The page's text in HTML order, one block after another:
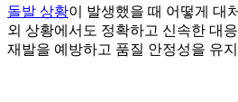
돌발 상황이 발생했을 때 어떻게 대
외 상황에서도 정확하고 신속한 대
재발을 예방하고 품질 안정성을 유